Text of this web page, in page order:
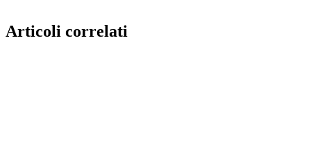
Articoli correlati